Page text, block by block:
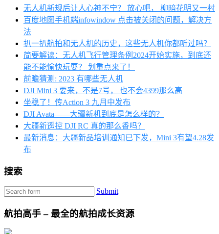
无人机新规后让人心神不宁？ 放心吧， 柳暗花明又一村
百度地图手机端infowindow 点击被关闭的问题，解决方
法
扒一扒航拍和无人机的历史，这些无人机你都听过吗？
简要解读：无人机飞行管理条例2024开始实施，到底还
能不能愉快玩耍？ 划重点来了！
前瞻猜测: 2023 有哪些无人机
DJI Mini 3 要来，不是7号， 也不会4399那么高
坐稳了！传Action 3 九月中发布
DJI Avata——大疆新机到底是怎么样的？
大疆新遥控 DJI RC 真的那么香吗？
最新消息：大疆新品培训通知已下发，Mini 3有望4.28发
布
搜索
Submit
航拍高手 – 最全的航拍成长资源